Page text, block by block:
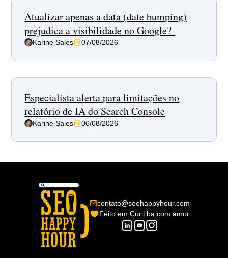
Atualizar apenas a data (date bumping)
prejudica a visibilidade no Google?
Karine Sales 07/08/2026
Especialista alerta para limitações no
relatório de IA do Search Console
Karine Sales 06/08/2026
contato@seohappyhour.com
Feito em Curitiba com amor